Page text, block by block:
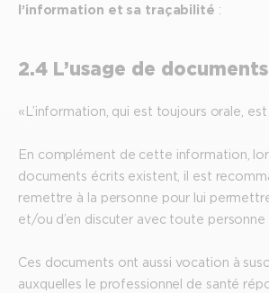
l’information et sa traçabilité :
2.4 L’usage de
« L’information, qui est toujours orale, est
En complément de cette information,
documents écrits existent, il est
remettre à la personne pour lui
et/ou d’en discuter avec toute personne
Ces documents ont aussi vocation à
auxquelles le professionnel de santé